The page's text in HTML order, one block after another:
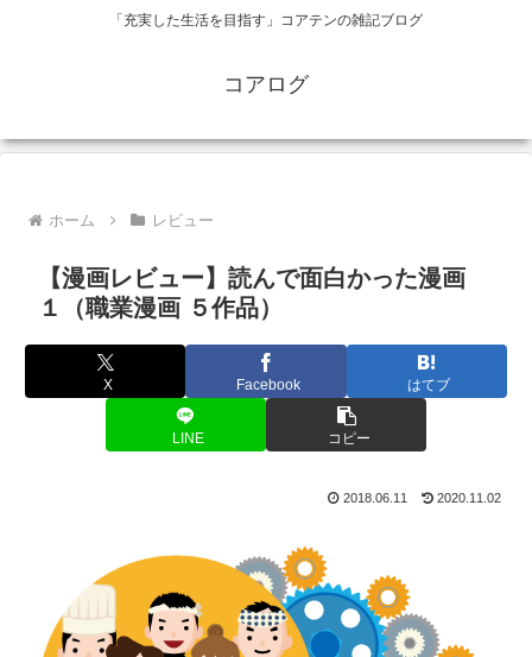
「充実した生活を目指す」コアテンの雑記ブログ
コアログ
ホーム レビュー
【漫画レビュー】読んで面白かった漫画
１（職業漫画 ５作品）
X Facebook はてブ
LINE コピー
2018.06.11 2020.11.02